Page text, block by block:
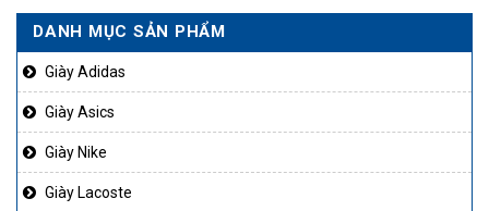
DANH MỤC SẢN PHẨM
Giày Adidas
Giày Asics
Giày Nike
Giày Lacoste